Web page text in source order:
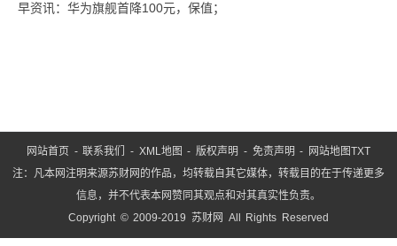
早资讯：华为旗舰首降100元，保值；
网站首页 -联系我们 - XML地图 -版权声明 - 免责声明 - 网站地图TXT
注：凡本网注明来源苏财网的作品，均转载自其它媒体，转载目的在于传递更多
信息，并不代表本网赞同其观点和对其真实性负责。
Copyright © 2009-2019 苏财网 All Rights Reserved